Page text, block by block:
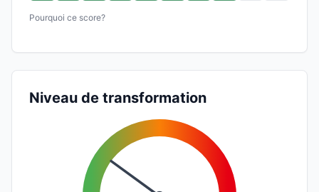
Pourquoi ce score?
Niveau de transformation